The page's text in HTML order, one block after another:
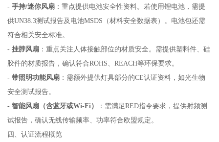
- 手持/迷你风扇：重点提供电池安全性资料。若使用锂电池，需提
供UN38.3测试报告及电池MSDS（材料安全数据表）。电池包还需
符合相关安全标准。
- 挂脖风扇：重点关注人体接触部位的材质安全。需提供塑料件、硅
胶件的材质报告，确认符合ROHS、REACH等环保要求。
- 带照明功能风扇：需额外提供灯具部分的CE认证资料，如光生物
安全测试报告。
- 智能风扇（含蓝牙或Wi-Fi）
：需满足RED指令要求，提供射频测
试报告，确认无线传输频率、功率符合欧盟规定。
四、认证流程概览